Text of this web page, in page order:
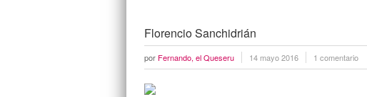
Florencio Sanchidrián
por Fernando, el Queseru 14 mayo 2016 1 comentario